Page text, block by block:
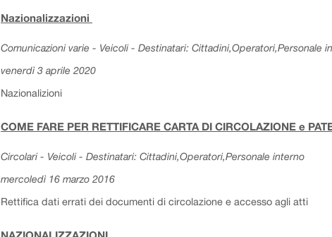
Nazionalizzazioni
Comunicazioni varie - Veicoli - Destinatari: Cittadini,Operatori,Personale
venerdì 3 aprile 2020
Nazionalizioni
COME FARE PER RETTIFICARE CARTA DI CIRCOLAZIONE e
Circolari - Veicoli - Destinatari: Cittadini,Operatori,Personale interno
mercoledì 16 marzo 2016
Rettifica dati errati dei documenti di circolazione e accesso agli atti